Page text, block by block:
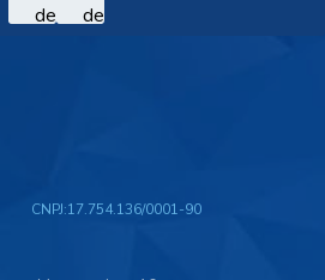
CNPJ:17.754.136/0001-90